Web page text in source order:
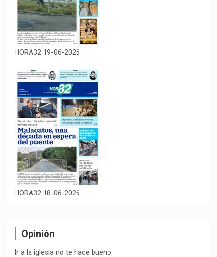
HORA32 19-06-2026
HORA32 18-06-2026
Opinión
Ir a la iglesia no te hace bueno